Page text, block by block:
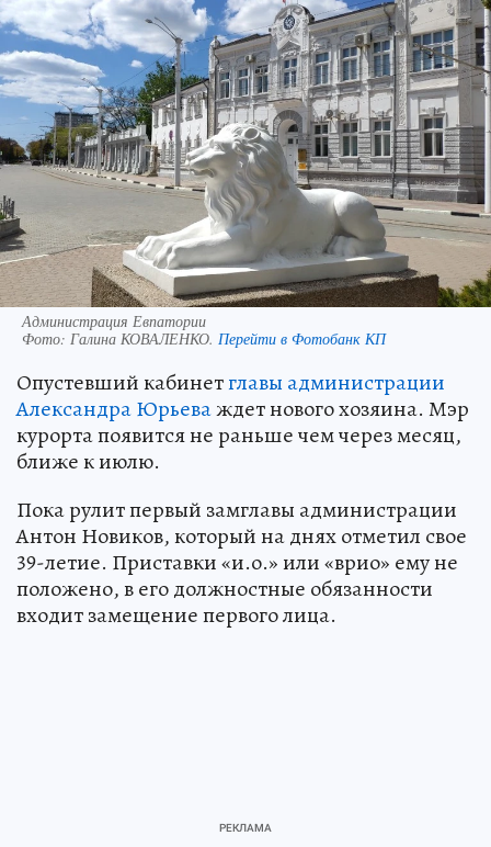
Администрация Евпатории
Фото: Галина КОВАЛЕНКО. Перейти в Фотобанк КП
Опустевший кабинетглавы администрации
Александра Юрьеваждет нового хозяина. Мэр
курорта появится не раньше чем через месяц,
ближе к июлю.
Пока рулит первый замглавы администрации
Антон Новиков, который на днях отметил свое
39-летие. Приставки «и.о.» или «врио» ему не
положено, в его должностные обязанности
входит замещение первого лица.